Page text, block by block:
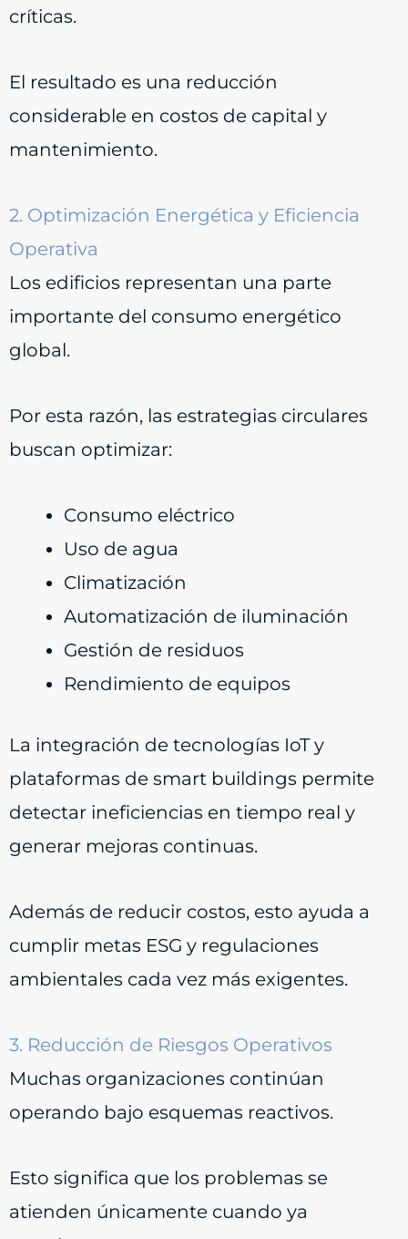
críticas.
El resultado es una reducción
considerable en costos de capital y
mantenimiento.
2. Optimización Energética y Eficiencia
Operativa
Los edificios representan una parte
importante del consumo energético
global.
Por esta razón, las estrategias circulares
buscan optimizar:
Consumo eléctrico
Uso de agua
Climatización
Automatización de iluminación
Gestión de residuos
Rendimiento de equipos
La integración de tecnologías IoT y
plataformas de smart buildings permite
detectar ineficiencias en tiempo real y
generar mejoras continuas.
Además de reducir costos, esto ayuda a
cumplir metas ESG y regulaciones
ambientales cada vez más exigentes.
3. Reducción de Riesgos Operativos
Muchas organizaciones continúan
operando bajo esquemas reactivos.
Esto significa que los problemas se
atienden únicamente cuando ya